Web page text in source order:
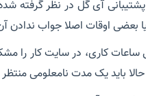
آی گل در نظر گرفته
بعضی اوقات اصلا جواب ندادن
کاری، در سایت کار را
باید یک مدت نامعلومی